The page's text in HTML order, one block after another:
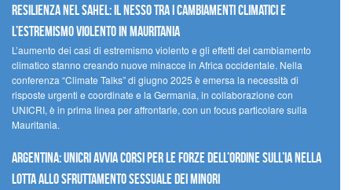
Resilienza nel Sahel: il nesso tra i cambiamenti climatici e
l’estremismo violento in Mauritania
L’aumento dei casi di estremismo violento e gli effetti del cambiamento
climatico stanno creando nuove minacce in Africa occidentale. Nella
conferenza “Climate Talks” di giugno 2025 è emersa la necessità di
risposte urgenti e coordinate e la Germania, in collaborazione con
UNICRI, è in prima linea per affrontarle, con un focus particolare sulla
Mauritania.
Argentina: UNICRI avvia corsi per le forze dell’ordine sull’IA nella
lotta allo sfruttamento sessuale dei minori